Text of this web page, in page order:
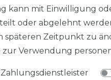
Daten­schutz­erklärung
kann mit Einwilligung
oder abgelehnt
späteren Zeitpunkt zu
zur Verwendung
Zahlungsdienstleister